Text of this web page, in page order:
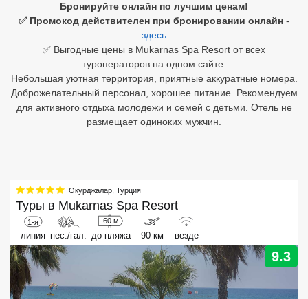
Бронируйте онлайн по лучшим ценам!
✅ Промокод действителен при бронировании онлайн -
здесь
✅ Выгодные цены в Mukarnas Spa Resort от всех
туроператоров на одном сайте.
Небольшая уютная территория, приятные аккуратные номера.
Доброжелательный персонал, хорошее питание. Рекомендуем
для активного отдыха молодежи и семей с детьми. Отель не
размещает одиноких мужчин.
Окурджалар, Турция
Туры в Mukarnas Spa Resort
1-я
линия пес./гал.
60 м
до пляжа 90 км везде
9.3
Египет
Бали
Южный Гоа
Занзибар
Абхазия
Большой Сочи